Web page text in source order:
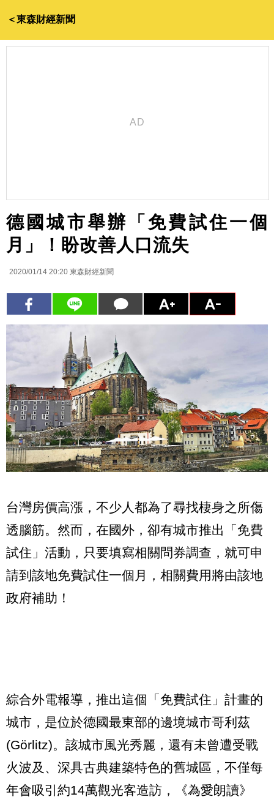
＜東森財經新聞
德國城市舉辦「免費試住一個
月」！盼改善人口流失
2020/01/14 20:20 東森財經新聞
台灣房價高漲，不少人都為了尋找棲身之所傷
透腦筋。 然而，在國外，卻有城市推出 「 免費
試住 」活動，只要填寫相關問券調查，就可申
請到該地免費試住一個月，相關費用將由該地
政府補助！
綜合外電報導，推出這個 「 免費試住 」 計畫的
城市，是位於德國最東部的邊境城市哥利茲
(Görlitz)。 該城市風光秀麗，還有未曾遭受戰
火波及 、 深具古典建築特色的舊城區，不僅每
年會吸引約14萬觀光客造訪， 《為愛朗讀》